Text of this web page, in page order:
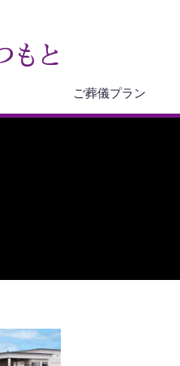
ご葬儀プラン